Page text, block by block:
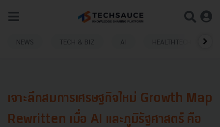
NEWS TECH & BIZ AI HEALTHTECH
เจาะลึกสมการเศรษฐกิจใหม่ Growth Map
Rewritten เมื่อ AI และภูมิรัฐศาสตร์ คือ